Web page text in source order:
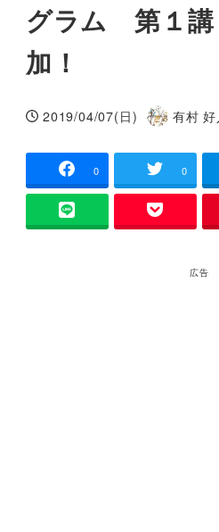
グラム 第１
加！
投稿日
2019/04/07(日)
著
有村 好
0 0
広告